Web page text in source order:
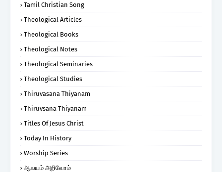
Tamil Christian Song
Theological Articles
Theological Books
Theological Notes
Theological Seminaries
Theological Studies
Thiruvasana Thiyanam
Thiruvsana Thiyanam
Titles Of Jesus Christ
Today In History
Worship Series
ஆலயம் அறிவோம்